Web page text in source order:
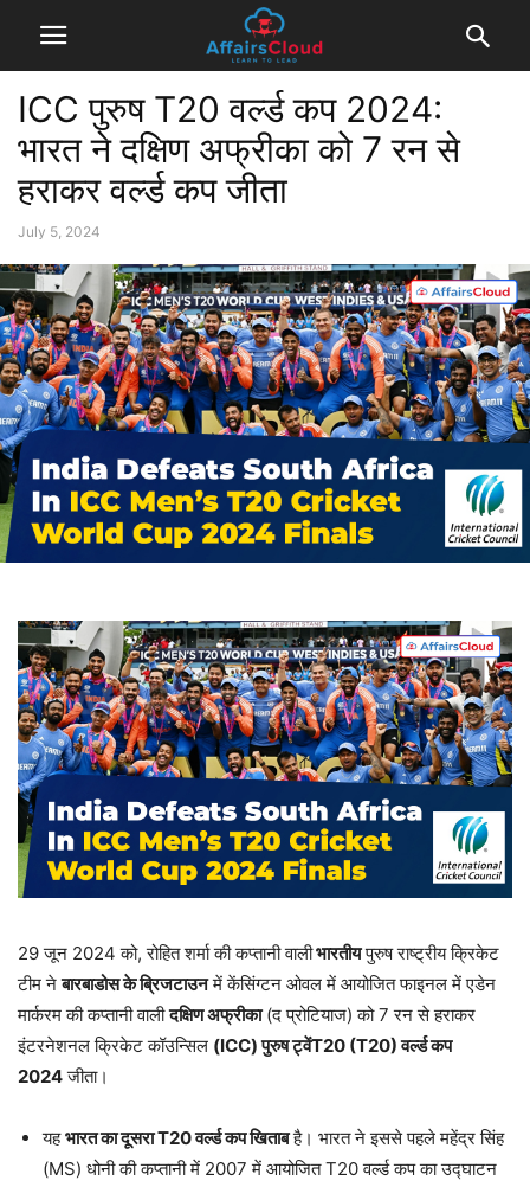
ICC पुरुष T20 वर्ल्ड कप 2024:
भारत ने दक्षिण अफ्रीका को 7 रन से
हराकर वर्ल्ड कप जीता
July 5, 2024
29 जून 2024 को, रोहित शर्मा की कप्तानी वालीभारतीयपुरुष राष्ट्रीय क्रिकेट
टीम नेबारबाडोस के ब्रिजटाउनमें केंसिंग्टन ओवल में आयोजित फाइनल में एडेन
मार्करम की कप्तानी वालीदक्षिण अफ्रीका(द प्रोटियाज) को 7 रन से हराकर
इंटरनेशनल क्रिकेट कॉउन्सिल (ICC)पुरुष ट्वेंT20 (T20)वर्ल्ड कप
2024जीता।
यहभारत का दूसराT20वर्ल्ड कप खिताबहै। भारत ने इससे पहले महेंद्र सिंह
(MS) धोनी की कप्तानी में 2007 में आयोजित T20 वर्ल्ड कप का उद्घाटन